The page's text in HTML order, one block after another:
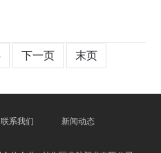
下一页 末页
联系我们 新闻动态